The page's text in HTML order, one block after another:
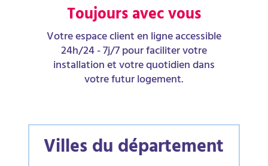
Toujours avec vous
Votre espace client en ligne accessible
24h/24 - 7j/7 pour faciliter votre
installation et votre quotidien dans
votre futur logement.
Villes du département